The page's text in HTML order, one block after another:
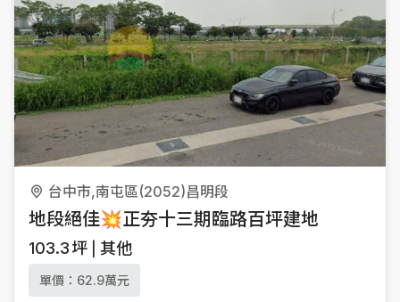
台中市,南屯區(2052)昌明段
地段絕佳💥正夯十三期臨路百坪建地
103.3坪 其他
單價：62.9萬元